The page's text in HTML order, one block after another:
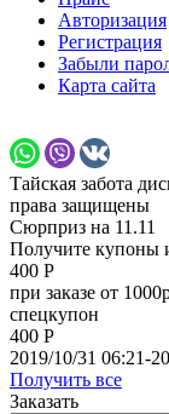
Авторизация
Регистрация
Забыли
Карта сайта
Тайская забота
права защищены
Сюрприз на 11.11
Получите купоны
400 Р
при заказе от
спецкупон
400 Р
2019/10/31 06:21-
Получить все
Заказать